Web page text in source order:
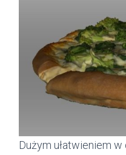
Dużym ułatwieniem